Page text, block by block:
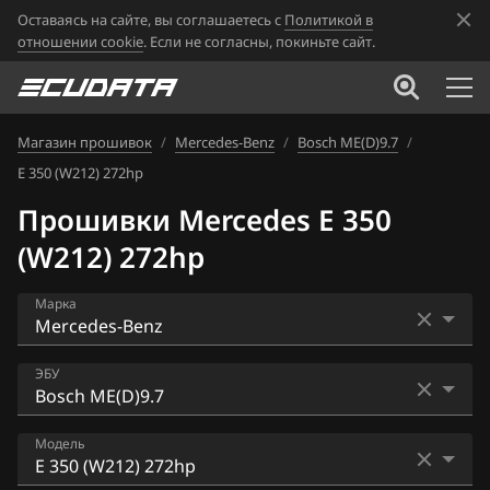
Оставаясь на сайте, вы соглашаетесь с Политикой в
отношении cookie. Если не согласны, покиньте сайт.
Магазин прошивок / Mercedes-Benz / Bosch ME(D)9.7 /
E 350 (W212) 272hp
Прошивки Mercedes E 350
(W212) 272hp
Марка
Acura
Alfa Romeo
ATLAS
ЭБУ
Bosch EDC16CP36
Bosch EDC17C66
Модель